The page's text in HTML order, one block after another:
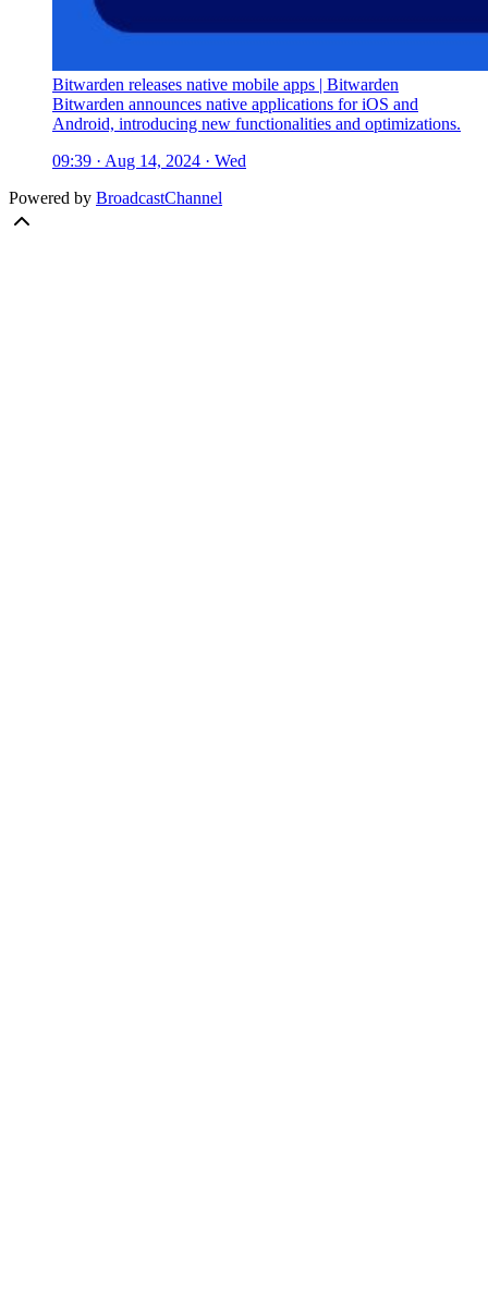
Bitwarden releases native mobile apps | Bitwarden
Bitwarden announces native applications for iOS and
Android, introducing new functionalities and optimizations.
09:39 · Aug 14, 2024 · Wed
Powered by BroadcastChannel